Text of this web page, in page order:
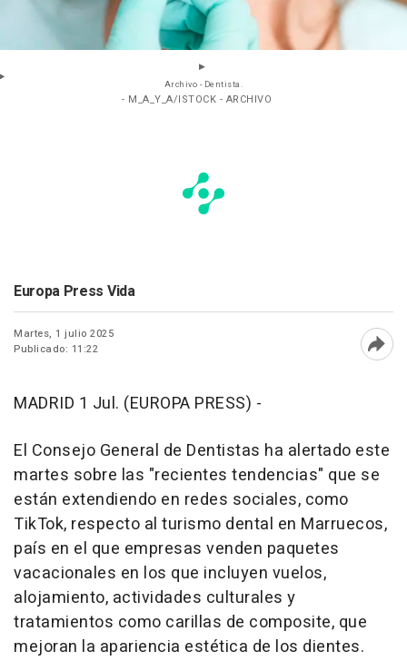
Archivo - Dentista.
- M_A_Y_A/ISTOCK - ARCHIVO
Europa Press Vida
Martes, 1 julio 2025
Publicado: 11:22
MADRID 1 Jul. (EUROPA PRESS) -
El Consejo General de Dentistas ha alertado este
martes sobre las "recientes tendencias" que se
están extendiendo en redes sociales, como
TikTok, respecto al turismo dental en Marruecos,
país en el que empresas venden paquetes
vacacionales en los que incluyen vuelos,
alojamiento, actividades culturales y
tratamientos como carillas de composite, que
mejoran la apariencia estética de los dientes.